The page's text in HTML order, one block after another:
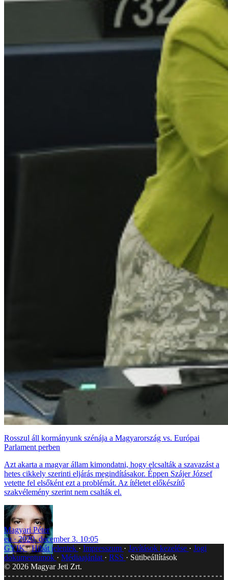
Rosszul áll kormányunk szénája a Magyarország vs. Európai
Parlament perben
Azt akarta a magyar állam kimondatni, hogy elcsalták a szavazást a
hetes cikkely szerinti eljárás megindításakor. Éppen Szájer József
vetette fel elsőként ezt a problémát. Az ítéletet előkészítő
szakvélemény szerint nem csalták el.
Magyari Péter
eu
2020. december 3. 10:05
GYIK Hibát jelentek Impresszum Javítások kezelése
Jogi
dokumentumok
Médiaajánlat RSS
Sütibeállítások
© 2026 Magyar Jeti Zrt.